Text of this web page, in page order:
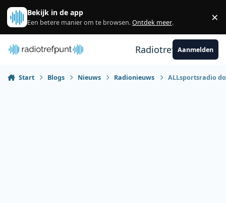
Spring naar bijdragen
Bekijk in de app
Een betere manier om te browsen.Ontdek meer. ×
RadiotrefpuntAanmelden
Start Blogs Nieuws Radionieuws ALLsportsradio